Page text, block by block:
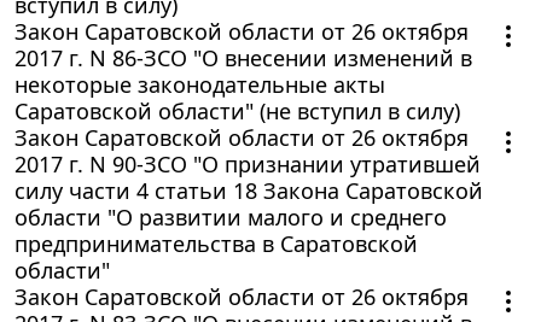
Закон Саратовской области от 26 октября
2017 г. N 86-ЗСО "О внесении изменений в
некоторые законодательные акты
Саратовской области" (не вступил в силу)
Закон Саратовской области от 26 октября
2017 г. N 90-ЗСО "О признании утратившей
силу части 4 статьи 18 Закона Саратовской
области "О развитии малого и среднего
предпринимательства в Саратовской
области"
Закон Саратовской области от 26 октября